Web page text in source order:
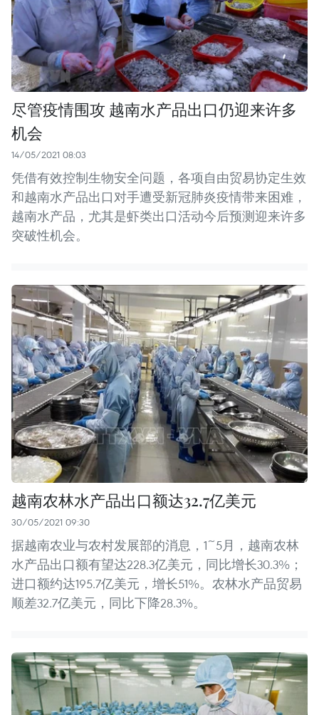
尽管疫情围攻 越南水产品出口仍迎来许多
机会
14/05/2021 08:03
凭借有效控制生物安全问题，各项自由贸易协定生效
和越南水产品出口对手遭受新冠肺炎疫情带来困难，
越南水产品，尤其是虾类出口活动今后预测迎来许多
突破性机会。
越南农林水产品出口额达32.7亿美元
30/05/2021 09:30
据越南农业与农村发展部的消息，1~5月，越南农林
水产品出口额有望达228.3亿美元，同比增长30.3%；
进口额约达195.7亿美元，增长51%。农林水产品贸易
顺差32.7亿美元，同比下降28.3%。